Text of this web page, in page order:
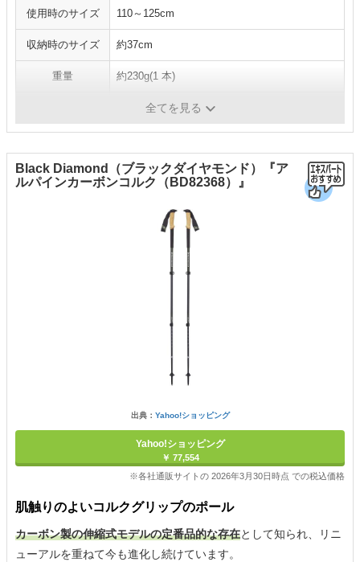
使用時のサイズ 110～125cm
収納時のサイズ 約37cm
重量 約230g(1 本)
カーボン全てを見る
Black Diamond（ブラックダイヤモンド）『ア
ルパインカーボンコルク（BD82368）』
出典： Yahoo!ショッピング
Yahoo!ショッピング
￥ 77,554
※各社通販サイトの 2026年3月30日時点 での税込価格
肌触りのよいコルクグリップのポール
カーボン製の伸縮式モデルの定番品的な存在として知られ、リニ
ューアルを重ねて今も進化し続けています。